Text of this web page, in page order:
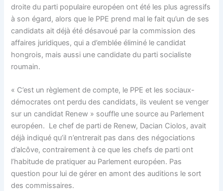
droite du parti populaire européen ont été les plus agressifs
à son égard, alors que le PPE prend mal le fait qu’un de ses
candidats ait déjà été désavoué par la commission des
affaires juridiques, qui a d’emblée éliminé le candidat
hongrois, mais aussi une candidate du parti socialiste
roumain.
« C’est un règlement de compte, le PPE et les sociaux-
démocrates ont perdu des candidats, ils veulent se venger
sur un candidat Renew » souffle une source au Parlement
européen. Le chef de parti de Renew, Dacian Ciolos, avait
déjà indiqué qu’il n’entrerait pas dans des négociations
d’alcôve, contrairement à ce que les chefs de parti ont
l’habitude de pratiquer au Parlement européen. Pas
question pour lui de gérer en amont des auditions le sort
des commissaires.